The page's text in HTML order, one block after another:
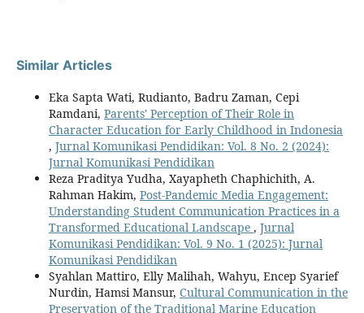
Similar Articles
Eka Sapta Wati, Rudianto, Badru Zaman, Cepi
Ramdani, Parents' Perception of Their Role in
Character Education for Early Childhood in Indonesia
, Jurnal Komunikasi Pendidikan: Vol. 8 No. 2 (2024):
Jurnal Komunikasi Pendidikan
Reza Praditya Yudha, Xayapheth Chaphichith, A.
Rahman Hakim, Post-Pandemic Media Engagement:
Understanding Student Communication Practices in a
Transformed Educational Landscape , Jurnal
Komunikasi Pendidikan: Vol. 9 No. 1 (2025): Jurnal
Komunikasi Pendidikan
Syahlan Mattiro, Elly Malihah, Wahyu, Encep Syarief
Nurdin, Hamsi Mansur, Cultural Communication in the
Preservation of the Traditional Marine Education